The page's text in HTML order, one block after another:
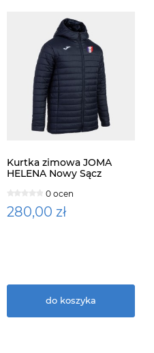
Kurtka zimowa JOMA
HELENA Nowy Sącz
0 ocen
280,00 zł
do koszyka